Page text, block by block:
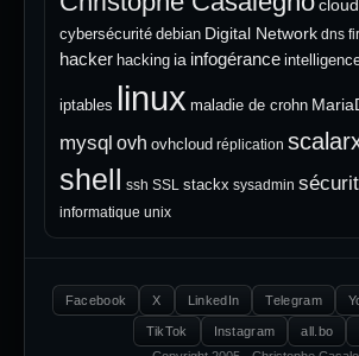
cloud
cybersécurité debian Digital Network dns
hacker hacking ia infogérance
iptables linux maladie de crohn
mysql ovh ovhcloud réplication
shell ssh SSL stackx sysadmin
informatique unix
Facebook X LinkedIn Telegram
TikTok Instagram all.bo